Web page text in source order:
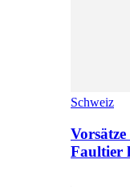
Schweiz
Faultier